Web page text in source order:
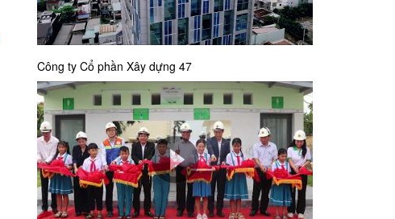
Công ty Cổ phần Xây dựng 47